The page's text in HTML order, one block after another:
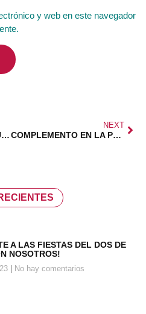
y web en este navegador
VOLUNTARIADO CON MUNDOMOTIVA
NEXT
COMPLEMENTO EN LA PENSIÓN PARA PADRES
A LAS FIESTAS DEL DOS DE
NOSOTROS!
No hay comentarios